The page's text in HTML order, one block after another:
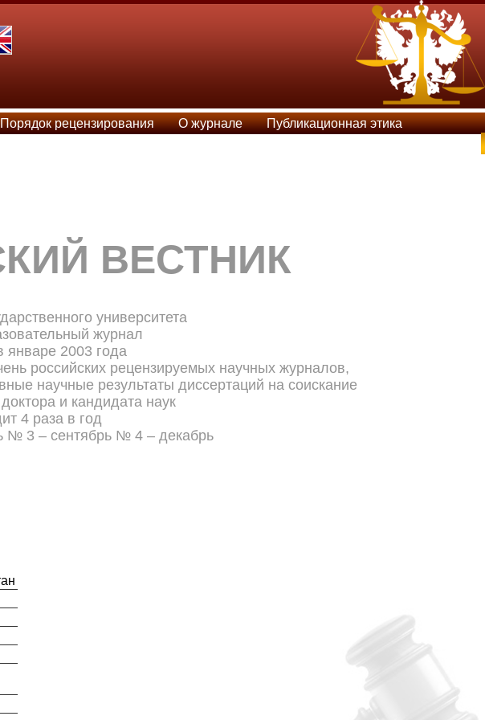
Порядок рецензирования О журнале
Публикационная этика
ВЕСТНИК
университета
журнал
январе 2003 года
российских рецензируемых научных журналов,
научные результаты диссертаций на соискание
и кандидата наук
4 раза в год
3 – сентябрь № 4 – декабрь